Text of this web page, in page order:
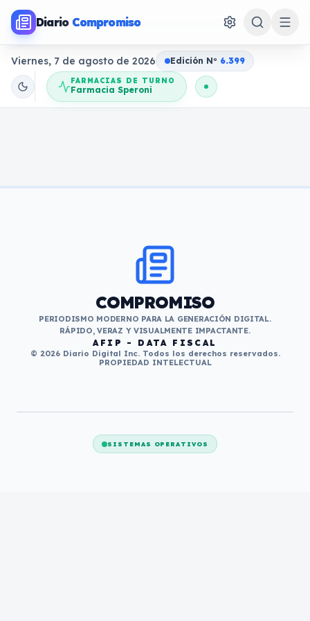
Diario Compromiso
Viernes, 7 de agosto de 2026 Edición No 6.399
FARMACIAS DE TURNO
Farmacia Speroni
COMPROMISO
PERIODISMO MODERNO PARA LA GENERACIÓN DIGITAL.
RÁPIDO, VERAZ Y VISUALMENTE IMPACTANTE.
AFIP - DATA FISCAL
© 2026 Diario Digital Inc. Todos los derechos reservados.
PROPIEDAD INTELECTUAL
SISTEMAS OPERATIVOS